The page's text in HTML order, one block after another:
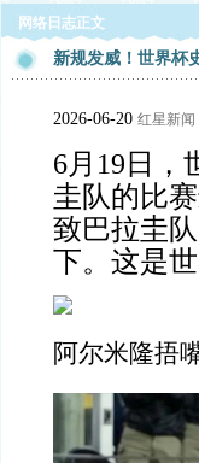
网络日志正文
新规发威！世界杯
2026-06-20 红星新闻
6月19日，
圭队的比
致巴拉圭
下。这是
阿尔米隆捂